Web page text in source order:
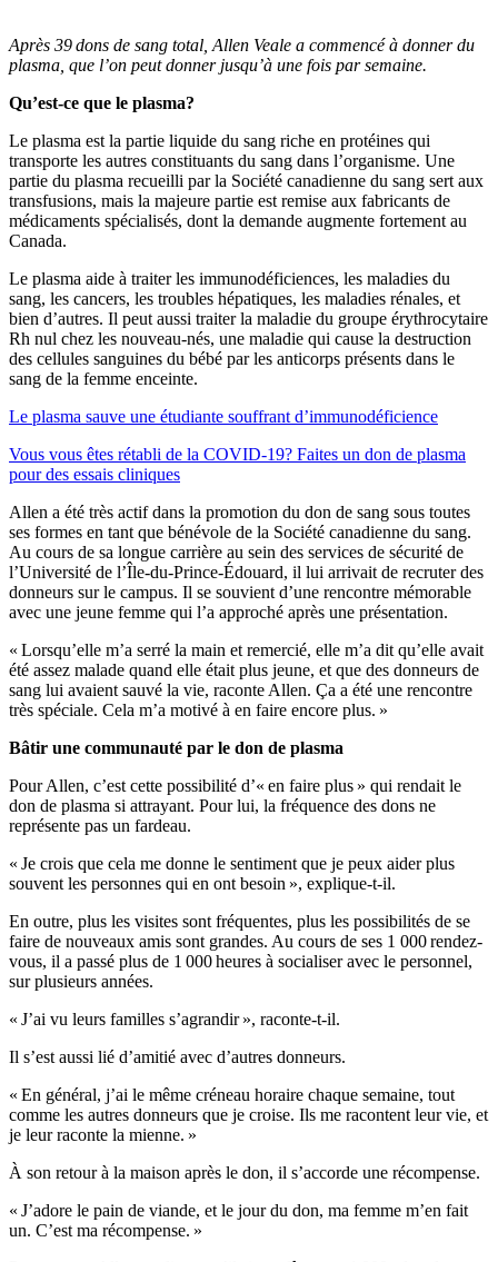
Après 39 dons de sang total, Allen Veale a commencé à donner du
plasma, que l’on peut donner jusqu’à une fois par semaine.
Qu’est-ce que le plasma?
Le plasma est la partie liquide du sang riche en protéines qui
transporte les autres constituants du sang dans l’organisme. Une
partie du plasma recueilli par la Société canadienne du sang sert aux
transfusions, mais la majeure partie est remise aux fabricants de
médicaments spécialisés, dont la demande augmente fortement au
Canada.
Le plasma aide à traiter les immunodéficiences, les maladies du
sang, les cancers, les troubles hépatiques, les maladies rénales, et
bien d’autres. Il peut aussi traiter la maladie du groupe érythrocytaire
Rh nul chez les nouveau-nés, une maladie qui cause la destruction
des cellules sanguines du bébé par les anticorps présents dans le
sang de la femme enceinte.
Le plasma sauve une étudiante souffrant d’immunodéficience
Vous vous êtes rétabli de la COVID-19? Faites un don de plasma
pour des essais cliniques
Allen a été très actif dans la promotion du don de sang sous toutes
ses formes en tant que bénévole de la Société canadienne du sang.
Au cours de sa longue carrière au sein des services de sécurité de
l’Université de l’Île-du-Prince-Édouard, il lui arrivait de recruter des
donneurs sur le campus. Il se souvient d’une rencontre mémorable
avec une jeune femme qui l’a approché après une présentation.
« Lorsqu’elle m’a serré la main et remercié, elle m’a dit qu’elle avait
été assez malade quand elle était plus jeune, et que des donneurs de
sang lui avaient sauvé la vie, raconte Allen. Ça a été une rencontre
très spéciale. Cela m’a motivé à en faire encore plus. »
Bâtir une communauté par le don de plasma
Pour Allen, c’est cette possibilité d’« en faire plus » qui rendait le
don de plasma si attrayant. Pour lui, la fréquence des dons ne
représente pas un fardeau.
« Je crois que cela me donne le sentiment que je peux aider plus
souvent les personnes qui en ont besoin », explique-t-il.
En outre, plus les visites sont fréquentes, plus les possibilités de se
faire de nouveaux amis sont grandes. Au cours de ses 1 000 rendez-
vous, il a passé plus de 1 000 heures à socialiser avec le personnel,
sur plusieurs années.
« J’ai vu leurs familles s’agrandir », raconte-t-il.
Il s’est aussi lié d’amitié avec d’autres donneurs.
« En général, j’ai le même créneau horaire chaque semaine, tout
comme les autres donneurs que je croise. Ils me racontent leur vie, et
je leur raconte la mienne. »
À son retour à la maison après le don, il s’accorde une récompense.
« J’adore le pain de viande, et le jour du don, ma femme m’en fait
un. C’est ma récompense. »